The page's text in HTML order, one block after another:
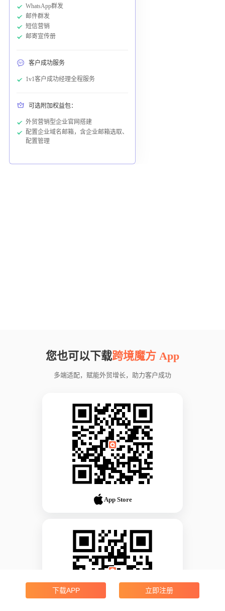
WhatsApp群发
邮件群发
短信营销
邮寄宣传册
客户成功服务
1v1客户成功经理全程服务
可选附加权益包：
外贸营销型企业官网搭建
配置企业域名邮箱，含企业邮箱选取、
配置管理
您也可以下载跨境魔方 App
多端适配，赋能外贸增长，助力客户成功
App Store
下载APP 立即注册